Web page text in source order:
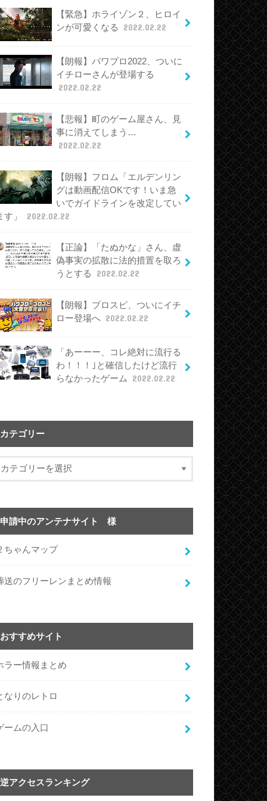
【緊急】ホライゾン２、ヒロイ
ンが可愛くなる
2022.02.22
【朗報】パワプロ2022、ついに
イチローさんが登場する
2022.02.22
【悲報】町のゲーム屋さん、見
事に消えてしまう…
2022.02.22
【朗報】フロム「エルデンリン
グは動画配信OKです！いま急
いでガイドラインを改定してい
す」
2022.02.22
【正論】「たぬかな」さん、虚
偽事実の拡散に法的措置を取ろ
うとする
2022.02.22
【朗報】プロスピ、ついにイチ
ロー登場へ 2022.02.22
「あーーー、コレ絶対に流行る
わ！！！｣と確信したけど流行
らなかったゲーム
2022.02.22
カテゴリー
申請中のアンテナサイト 様
ちゃんマップ
送のフリーレンまとめ情報
おすすめサイト
ラー情報まとめ
なりのレトロ
ームの入口
逆アクセスランキング